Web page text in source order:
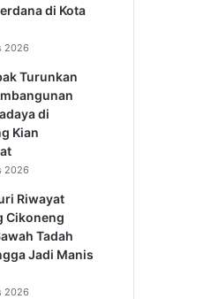
di Kota
2026
Turunkan
di
Kian
2026
Riwayat
Cikoneng
Tadah
Jadi Manis
2026